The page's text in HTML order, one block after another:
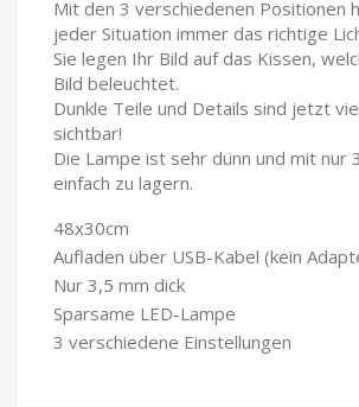
Mit den 3 verschiedenen Positionen
jeder Situation immer das richtige
Sie legen Ihr Bild auf das Kissen,
Bild beleuchtet.
Dunkle Teile und Details sind jetzt
sichtbar!
Die Lampe ist sehr dünn und mit nur
einfach zu lagern.
48x30cm
Aufladen über USB-Kabel (kein
Nur 3,5 mm dick
Sparsame LED-Lampe
3 verschiedene Einstellungen